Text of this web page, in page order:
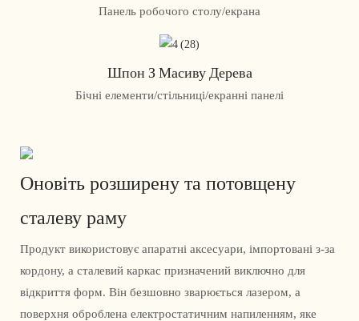
Панель робочого столу/екрана
Шпон З Масиву Дерева
Бічні елементи/стільниці/екранні панелі
Оновіть розширену та потовщену
сталеву раму
Продукт використовує апаратні аксесуари, імпортовані з-за
кордону, а сталевий каркас призначений виключно для
відкриття форм. Він безшовно зварюється лазером, а
поверхня оброблена електростатичним напиленням, яке